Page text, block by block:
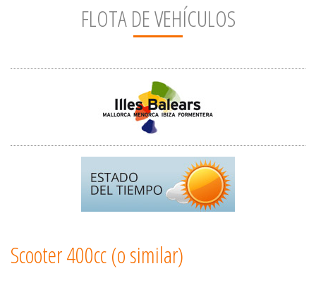
FLOTA DE VEHÍCULOS
Scooter 400cc (o similar)